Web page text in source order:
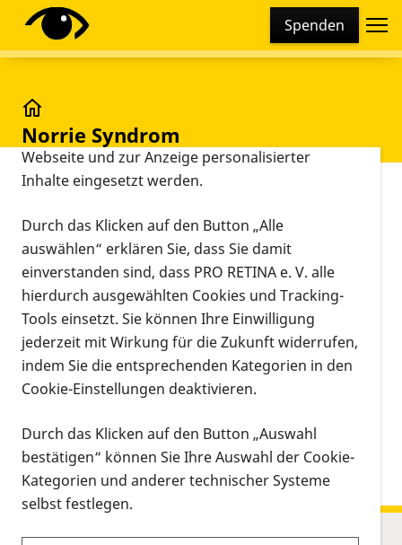
Spenden
Norrie Syndrom
Seltenes, x-chromosomal vererbtes Syndrom mit
einer angeborenen Netzhautablösung aufgrund von
Mutationen im Norrie-Gen. Schwerhörigkeit und
geistige Fehlentwicklung können in
unterschiedlichem Ausmaß auftreten. Detaillierte
Informationen unter:
Zurück
Diese Webseite setzt verschiedene Cookies und
Tracking-Tools ein. Dies beinhaltet Cookies und
technisch notwendig sind, die zu statistischen
Zwecken sowie zur besseren Bedienbarkeit der
Webseite und zur Anzeige personalisierter
Inhalte eingesetzt werden.
Durch das Klicken auf den Button „Alle
auswählen“ erklären Sie, dass Sie damit
einverstanden sind, dass PRO RETINA e. V. alle
hierdurch ausgewählten Cookies und Tracking-
Tools einsetzt. Sie können Ihre Einwilligung
jederzeit mit Wirkung für die Zukunft widerrufen,
indem Sie die entsprechenden Kategorien in den
Cookie-Einstellungen deaktivieren.
Durch das Klicken auf den Button „Auswahl
bestätigen“ können Sie Ihre Auswahl der Cookie-
Kategorien und anderer technischer Systeme
selbst festlegen.